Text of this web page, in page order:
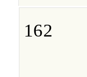
162